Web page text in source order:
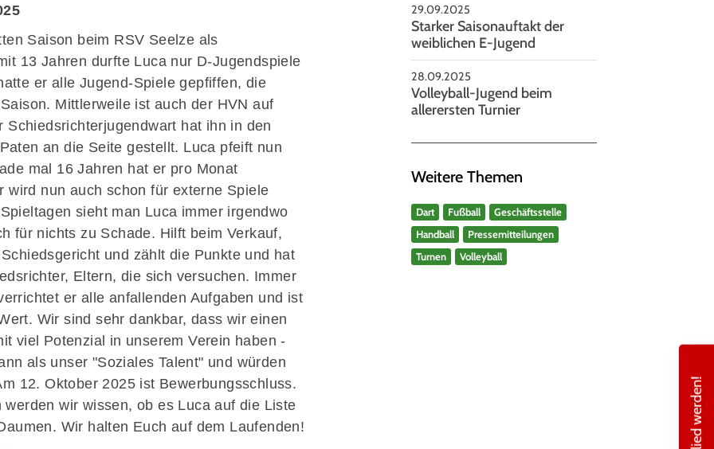
Saison beim RSV Seelze als
13 Jahren durfte Luca nur D-Jugendspiele
er alle Jugend-Spiele gepfiffen, die
Mittlerweile ist auch der HVN auf
hat ihn in den
an die Seite gestellt. Luca pfeift nun
mal 16 Jahren hat er pro Monat
wird nun auch schon für externe Spiele
sieht man Luca immer irgendwo
für nichts zu Schade. Hilft beim Verkauf,
und zählt die Punkte und hat
Eltern, die sich versuchen. Immer
er alle anfallenden Aufgaben und ist
Wir sind sehr dankbar, dass wir einen
viel Potenzial in unserem Verein haben -
als unser "Soziales Talent" und würden
12. Oktober 2025 ist Bewerbungsschluss.
wir wissen, ob es Luca auf die Liste
Wir halten Euch auf dem Laufenden!
29.09.2025
Starker Saisonauftakt der
weiblichen E-Jugend
28.09.2025
Volleyball-Jugend beim
allerersten Turnier
Weitere Themen
Dart Fußball
Geschäftsstelle
Handball
Pressemitteilungen
Turnen
Volleyball
Mitglied werden!